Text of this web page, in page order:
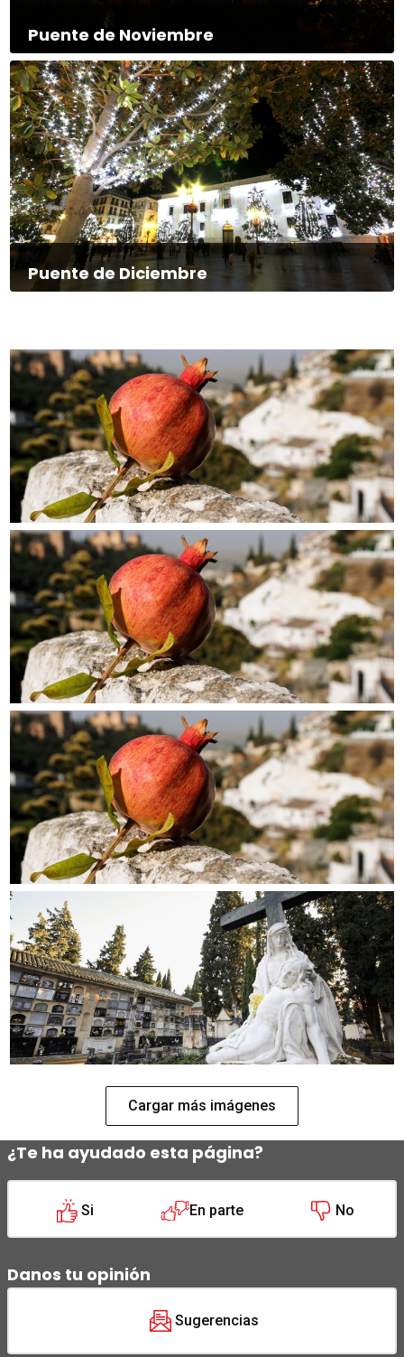
Puente de Noviembre
Puente de Diciembre
Cargar más imágenes
¿Te ha ayudado esta página?
Si En parte No
Danos tu opinión
Sugerencias